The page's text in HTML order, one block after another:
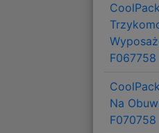
F067758
Na
F070758